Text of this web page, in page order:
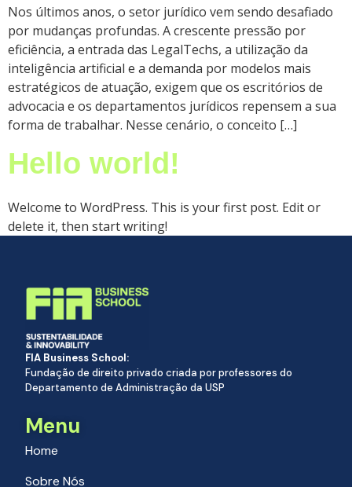
Nos últimos anos, o setor jurídico vem sendo desafiado
por mudanças profundas. A crescente pressão por
eficiência, a entrada das LegalTechs, a utilização da
inteligência artificial e a demanda por modelos mais
estratégicos de atuação, exigem que os escritórios de
advocacia e os departamentos jurídicos repensem a sua
forma de trabalhar. Nesse cenário, o conceito […]
Hello world!
Welcome to WordPress. This is your first post. Edit or
delete it, then start writing!
FIA Business School:
Fundação de direito privado criada por professores do
Departamento de Administração da USP
Menu
Home
Sobre Nós